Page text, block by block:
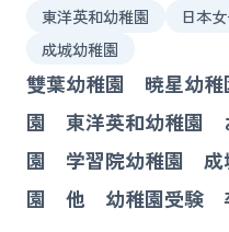
東洋英和幼稚園
日本
成城幼稚園
雙葉幼稚園 暁星幼
園 東洋英和幼稚園
園 学習院幼稚園 成
園 他 幼稚園受験